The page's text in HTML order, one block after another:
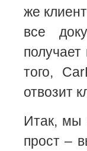
же
все
того,
отвозит
Итак, мы
прост –